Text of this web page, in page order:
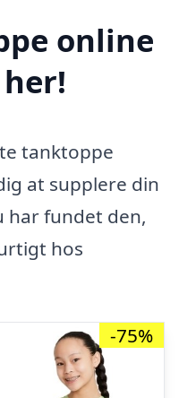
online
tanktoppe
at supplere din
har fundet den,
hos
-75%